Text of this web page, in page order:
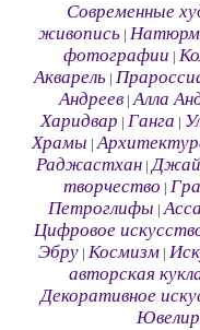
Современные
живопись|
фотографии |
Акварель|
Андреев |Алла
Харидвар |Ганга
Храмы |
Раджастхан|
творчество
Петроглифы |
Цифровое
Эбру |Космизм |
авторская
Декоративное